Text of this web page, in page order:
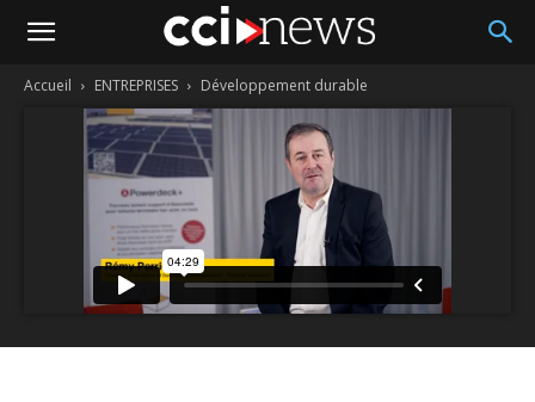
Accueil ENTREPRISES Développement durable